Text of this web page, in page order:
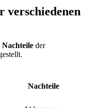
verschiedenen
der
Nachteile